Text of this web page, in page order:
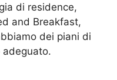
di residence,
and Breakfast,
dei piani di